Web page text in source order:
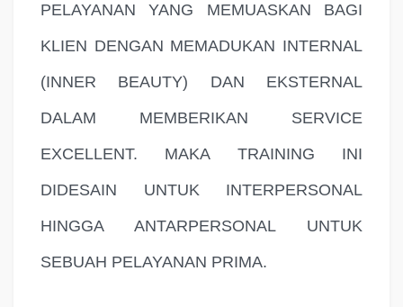
PELAYANAN YANG MEMUASKAN BAGI
KLIEN DENGAN MEMADUKAN INTERNAL
(INNER BEAUTY) DAN EKSTERNAL
DALAM MEMBERIKAN SERVICE
EXCELLENT. MAKA TRAINING INI
DIDESAIN UNTUK INTERPERSONAL
HINGGA ANTARPERSONAL UNTUK
SEBUAH PELAYANAN PRIMA.